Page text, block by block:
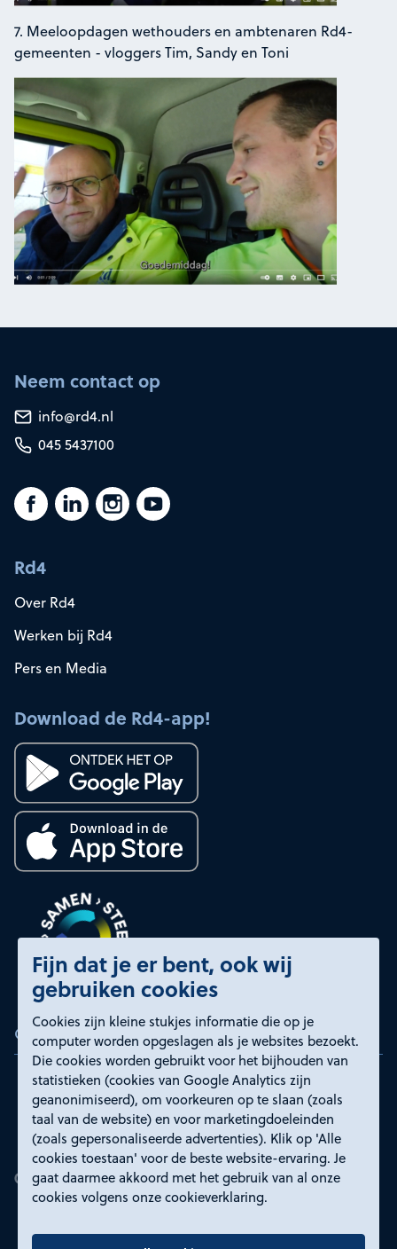
Fijn dat je er bent, ook wij
gebruiken cookies
Cookies zijn kleine stukjes informatie die op je
computer worden opgeslagen als je websites bezoekt.
Die cookies worden gebruikt voor het bijhouden van
statistieken (cookies van Google Analytics zijn
geanonimiseerd), om voorkeuren op te slaan (zoals
taal van de website) en voor marketingdoeleinden
(zoals gepersonaliseerde advertenties). Klik op 'Alle
cookies toestaan' voor de beste website-ervaring. Je
gaat daarmee akkoord met het gebruik van al onze
cookies volgens onze cookieverklaring.
7. Meeloopdagen wethouders en ambtenaren Rd4-
gemeenten - vloggers Tim, Sandy en Toni
Neem contact op
info@rd4.nl
045 5437100
Rd4
Over Rd4
Werken bij Rd4
Pers en Media
Download de Rd4-app!
Certificeringen